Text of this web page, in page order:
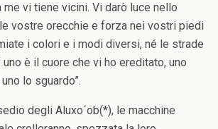
vi tiene vicini. Vi darò luce nello
vostre orecchie e forza nei vostri piedi
i colori e i modi diversi, né le strade
è il cuore che vi ho ereditato, uno
lo sguardo”.
degli Aluxo´ob(*), le macchine